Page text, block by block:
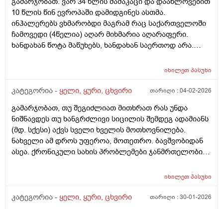
ხოლმე ტკივილიდა კისრის Შუა ნაწილᲨინდა რო
გამივლის ყელი მტკივდება მერე ყელის ტკივილი
გამივლის კისერი მტკივდება რაᲨეიᲫლება იყოს??
ვარ26წლის ბიᲭი ყელი რამე ᲨუაᲨი არის ამასᲗან?
10 წლის წინ ევროპაში დამიდგინეს ასთმა.
ინჰალერებს ვხმარობდი მაგრამ რაც საქართველოში
ჩამოვედი (4წელია) აღარ მიხმარია აღარაფერი.
ხანდახან წოტა მაწუხებს, ხანდახან საერთოდ არა.
სუნთქვის კონტროლით და სწორად წამოწოლით
ღამობით ცოტა მაწუხებს ხოლმე მაგრამ ჩავახველებ
რამდენად აუცილებელია რამის მიღება
სისტემატიურად? თუნდაც ინჰალერის? ანუ თუკი
შემიძლია ამის ატანა მკურნალობა რამდენად
აუცილებელია? ის კი ვიცი რო არ იკურნება! თქვენ რას
მირჩევთ? როგორ უნდა მოვიქცე? მადლობა წინასწარ
იხილეთპასუხი
კატეგორია - ყელი, ყური, ცხვირი თარიღი :04-02-2026
გამარჯობათ, თუ შეგიძლიათ მითხრათ რას უნდა
ნიშნავდეს თუ ხანგრძლივი სიცილის შემდეგ ადამიანს
(მდ. სქესი) აქვს სველი ხველის მოთხოვნილება.
ნახველი ამ დროს უფეროა, მოთეთრო. ბავშვობიდან
ასეა. ქრონიკული სახის პრობლემები ჯანმრთელობის
ბრონქები) აქვს უბრალოდ ტონზილები, რომლებიც
ჩირქიანი, როცა მწვავედ მიდის ვირუსი და გლანდები
იხილეთპასუხი
კატეგორია - ყელი, ყური, ცხვირი თარიღი :30-01-2026